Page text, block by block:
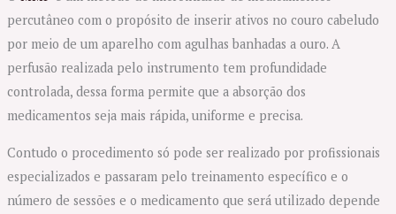
percutâneo com o propósito de inserir ativos no couro cabeludo
por meio de um aparelho com agulhas banhadas a ouro. A
perfusão realizada pelo instrumento tem profundidade
controlada, dessa forma permite que a absorção dos
medicamentos seja mais rápida, uniforme e precisa.
Contudo o procedimento só pode ser realizado por profissionais
especializados e passaram pelo treinamento específico e o
número de sessões e o medicamento que será utilizado depende